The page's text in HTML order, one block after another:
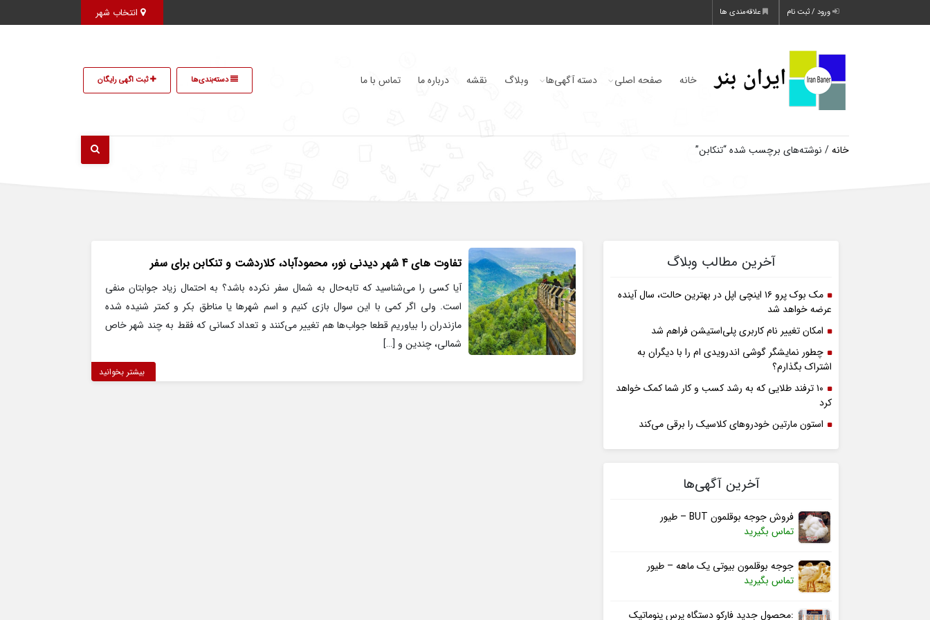
ورود / ثبت نام علاقه‌مندی ها
خانه صفحه اصلی دسته آگهی‌ها وبلاگ نقشه درباره ما تماس با ما دسته‌بندی‌ها ثبت اگهی رایگان
خانه/ نوشته‌های برچسب شده “تنکابن”
آخرین مطالب وبلاگ
مک بوک پرو ۱۶ اینچی اپل در بهترین حالت، سال آینده
عرضه خواهد شد
امکان تغییر نام کاربری پلی‌استیشن فراهم شد
چطور نمایشگر گوشی اندرویدی ام را با دیگران به
اشتراک بگذارم؟
۱۰ ترفند طلایی که به رشد کسب و کار شما کمک خواهد
کرد
استون مارتین خودروهای کلاسیک را برقی می‌کند
آخرین آگهی‌ها
فروش جوجه بوقلمون BUT – طیور
تماس بگیرید
جوجه بوقلمون بیوتی یک ماهه – طیور
تماس بگیرید
:محصول جدید فارکو دستگاه پرس پنوماتیک
تفاوت های 4 شهر دیدنی نور، محمودآباد، کلاردشت و تنکابن برای سفر
آیا کسی را می‌شناسید که تابه‌حال به شمال سفر نکرده‌ باشد؟ به احتمال زیاد جوابتان منفی
است. ولی اگر کمی با این سوال بازی کنیم و اسم شهرها یا مناطق بکر و کمتر شنیده شده
مازندران را بیاوریم قطعا جواب‌ها هم تغییر می‌کنند و تعداد کسانی که فقط به چند شهر خاص
شمالی، چندین و […]
بیشتر بخوانید